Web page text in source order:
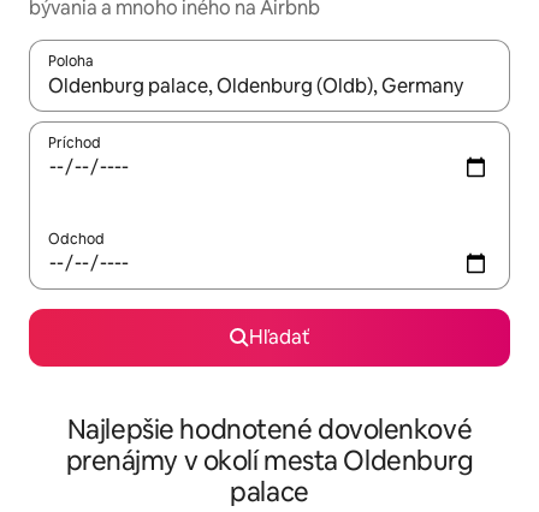
bývania a mnoho iného na Airbnb
Poloha
Keď budú výsledky k dispozícii, môžete si ich prechádzať
Príchod
Odchod
Hľadať
Najlepšie hodnotené dovolenkové
prenájmy v okolí mesta Oldenburg
palace